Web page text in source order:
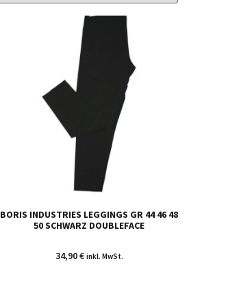
BORIS INDUSTRIES LEGGINGS GR 44 46 48
50 SCHWARZ DOUBLEFACE
34,90€ inkl. MwSt.